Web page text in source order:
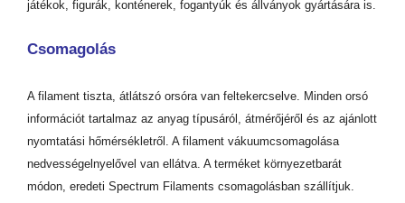
játékok, figurák, konténerek, fogantyúk és állványok gyártására is.
Csomagolás
A filament tiszta, átlátszó orsóra van feltekercselve. Minden orsó
információt tartalmaz az anyag típusáról, átmérőjéről és az ajánlott
nyomtatási hőmérsékletről. A filament vákuumcsomagolása
nedvességelnyelővel van ellátva. A terméket környezetbarát
módon, eredeti Spectrum Filaments csomagolásban szállítjuk.